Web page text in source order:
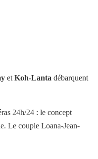
et Koh-Lanta débarquent
24h/24 : le concept
Le couple Loana-Jean-